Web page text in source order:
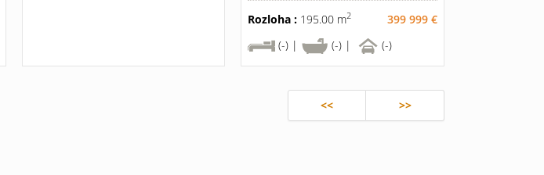
Rozloha : 195.00 m2
399 999 €
(-) |
(-) | (-)
<< >>